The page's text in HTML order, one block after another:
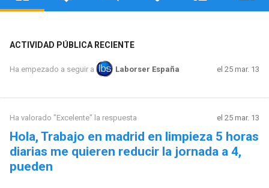
ACTIVIDAD PÚBLICA RECIENTE
Ha empezado a seguir a Laborser España el 25 mar. 13
Ha valorado "Excelente" la respuesta el 25 mar. 13
Hola, Trabajo en madrid en limpieza 5 horas
diarias me quieren reducir la jornada a 4,
pueden